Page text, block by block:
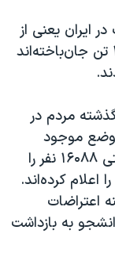
ایران یعنی از
۲۶ شهریور تا پایان ۲۶ آبان، دستکم ۳۸۱ تن جان‌باخته‌اند
این خبرگزاری در ۶۰ روز گذشته مردم در
وضع موجود
اعتراض کردند. در مقابل نیروهای حکومتی ۱۶۰۸۸ نفر را
که فقط هویت ۲۰۹۷ تن را اعلام کرده‌اند.
صحنه اعتراضات
بوده که در این میان ۴۹۷ دانشجو به بازداشت